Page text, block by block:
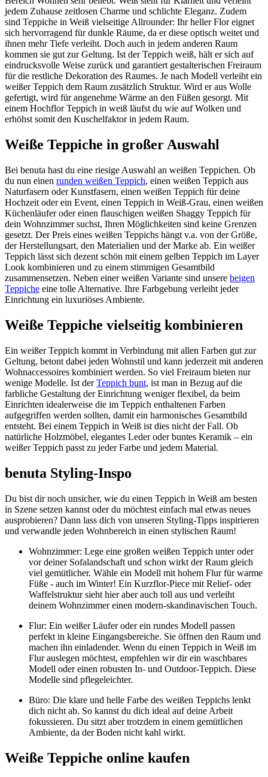
jedem Zuhause zeitlosen Charme und schlichte Eleganz. Zudem
sind Teppiche in Weiß vielseitige Allrounder: Ihr heller Flor eignet
sich hervorragend für dunkle Räume, da er diese optisch weitet und
ihnen mehr Tiefe verleiht. Doch auch in jedem anderen Raum
kommen sie gut zur Geltung. Ist der Teppich weiß, hält er sich auf
eindrucksvolle Weise zurück und garantiert gestalterischen Freiraum
für die restliche Dekoration des Raumes. Je nach Modell verleiht ein
weißer Teppich dem Raum zusätzlich Struktur. Wird er aus Wolle
gefertigt, wird für angenehme Wärme an den Füßen gesorgt. Mit
einem Hochflor Teppich in weiß läufst du wie auf Wolken und
erhöhst somit den Kuschelfaktor in jedem Raum.
Weiße Teppiche in großer Auswahl
Bei benuta hast du eine riesige Auswahl an weißen Teppichen. Ob
du nun einen runden weißen Teppich, einen weißen Teppich aus
Naturfasern oder Kunstfasern, einen weißen Teppich für deine
Hochzeit oder ein Event, einen Teppich in Weiß-Grau, einen weißen
Küchenläufer oder einen flauschigen weißen Shaggy Teppich für
dein Wohnzimmer suchst, Ihren Möglichkeiten sind keine Grenzen
gesetzt. Der Preis eines weißen Teppichs hängt v.a. von der Größe,
der Herstellungsart, den Materialien und der Marke ab. Ein weißer
Teppich lässt sich dezent schön mit einem gelben Teppich im Layer
Look kombinieren und zu einem stimmigen Gesamtbild
zusammensetzen. Neben einer weißen Variante sind unsere beigen
Teppiche eine tolle Alternative. Ihre Farbgebung verleiht jeder
Einrichtung ein luxuriöses Ambiente.
Weiße Teppiche vielseitig kombinieren
Ein weißer Teppich kommt in Verbindung mit allen Farben gut zur
Geltung, betont dabei jeden Wohnstil und kann jederzeit mit anderen
Wohnaccessoires kombiniert werden. So viel Freiraum bieten nur
wenige Modelle. Ist derTeppich bunt, ist man in Bezug auf die
farbliche Gestaltung der Einrichtung weniger flexibel, da beim
Einrichten idealerweise die im Teppich enthaltenen Farben
aufgegriffen werden sollten, damit ein harmonisches Gesamtbild
entsteht. Bei einem Teppich in Weiß ist dies nicht der Fall. Ob
natürliche Holzmöbel, elegantes Leder oder buntes Keramik – ein
weißer Teppich passt zu jeder Farbe und jedem Material.
benuta Styling-Inspo
Du bist dir noch unsicher, wie du einen Teppich in Weiß am besten
in Szene setzen kannst oder du möchtest einfach mal etwas neues
ausprobieren? Dann lass dich von unseren Styling-Tipps inspirieren
und verwandle jeden Wohnbereich in einen stylischen Raum!
Wohnzimmer: Lege eine großen weißen Teppich unter oder
vor deiner Sofalandschaft und schon wirkt der Raum gleich
viel gemütlicher. Wähle ein Modell mit hohem Flur für warme
Füße - auch im Winter! Ein Kurzflor-Piece mit Relief- oder
Waffelstruktur sieht hier aber auch toll aus und verleiht
deinem Wohnzimmer einen modern-skandinavischen Touch.
Flur: Ein weißer Läufer oder ein rundes Modell passen
perfekt in kleine Eingangsbereiche. Sie öffnen den Raum und
machen ihn einladender. Wenn du einen Teppich in Weiß im
Flur auslegen möchtest, empfehlen wir dir ein waschbares
Modell oder einen robusten In- und Outdoor-Teppich. Diese
Modelle sind pflegeleichter.
Büro: Die klare und helle Farbe des weißen Teppichs lenkt
dich nicht ab. So kannst du dich ideal auf deine Arbeit
fokussieren. Du sitzt aber trotzdem in einem gemütlichen
Ambiente, da der Boden nicht kahl wirkt.
Weiße Teppiche online kaufen